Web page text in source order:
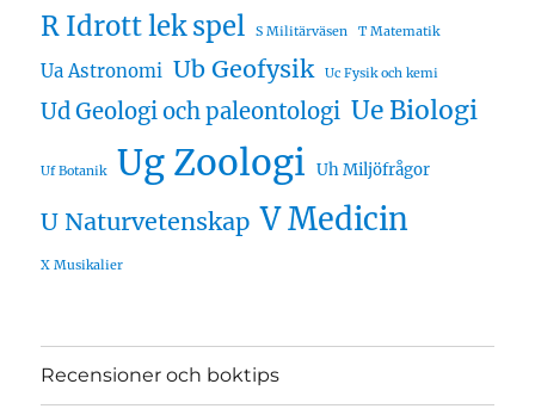
R Idrott lek spel S Militärväsen T Matematik
Ua Astronomi Ub Geofysik Uc Fysik och kemi
Ud Geologi och paleontologi Ue Biologi
Uf Botanik Ug Zoologi Uh Miljöfrågor
U Naturvetenskap V Medicin
X Musikalier
Recensioner och boktips